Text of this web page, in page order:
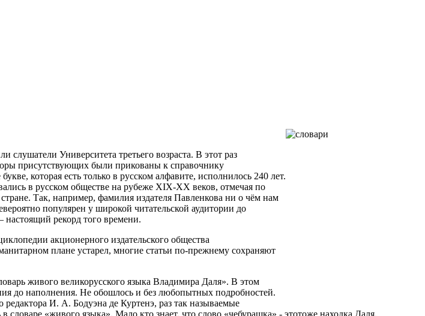
Университета третьего возраста. В этот раз
присутствующих были прикованы к справочнику
которая есть только в русском алфавите, исполнилось 240 лет.
в русском обществе на рубеже XIX-XX веков, отмечая по
Так, например, фамилия издателя Павленкова ни о чём нам
популярен у широкой читательской аудитории до
рекорд того времени.
акционерного издательского общества
плане устарел, многие статьи по-прежнему сохраняют
живого великорусского языка Владимира Даля». В этом
до наполнения. Не обошлось и без любопытных подробностей.
И. А. Бодуэна де Куртенэ, раз так называемые
«живого языка». Мало кто знает, что слово «чебурашка» - этотоже находка Даля,